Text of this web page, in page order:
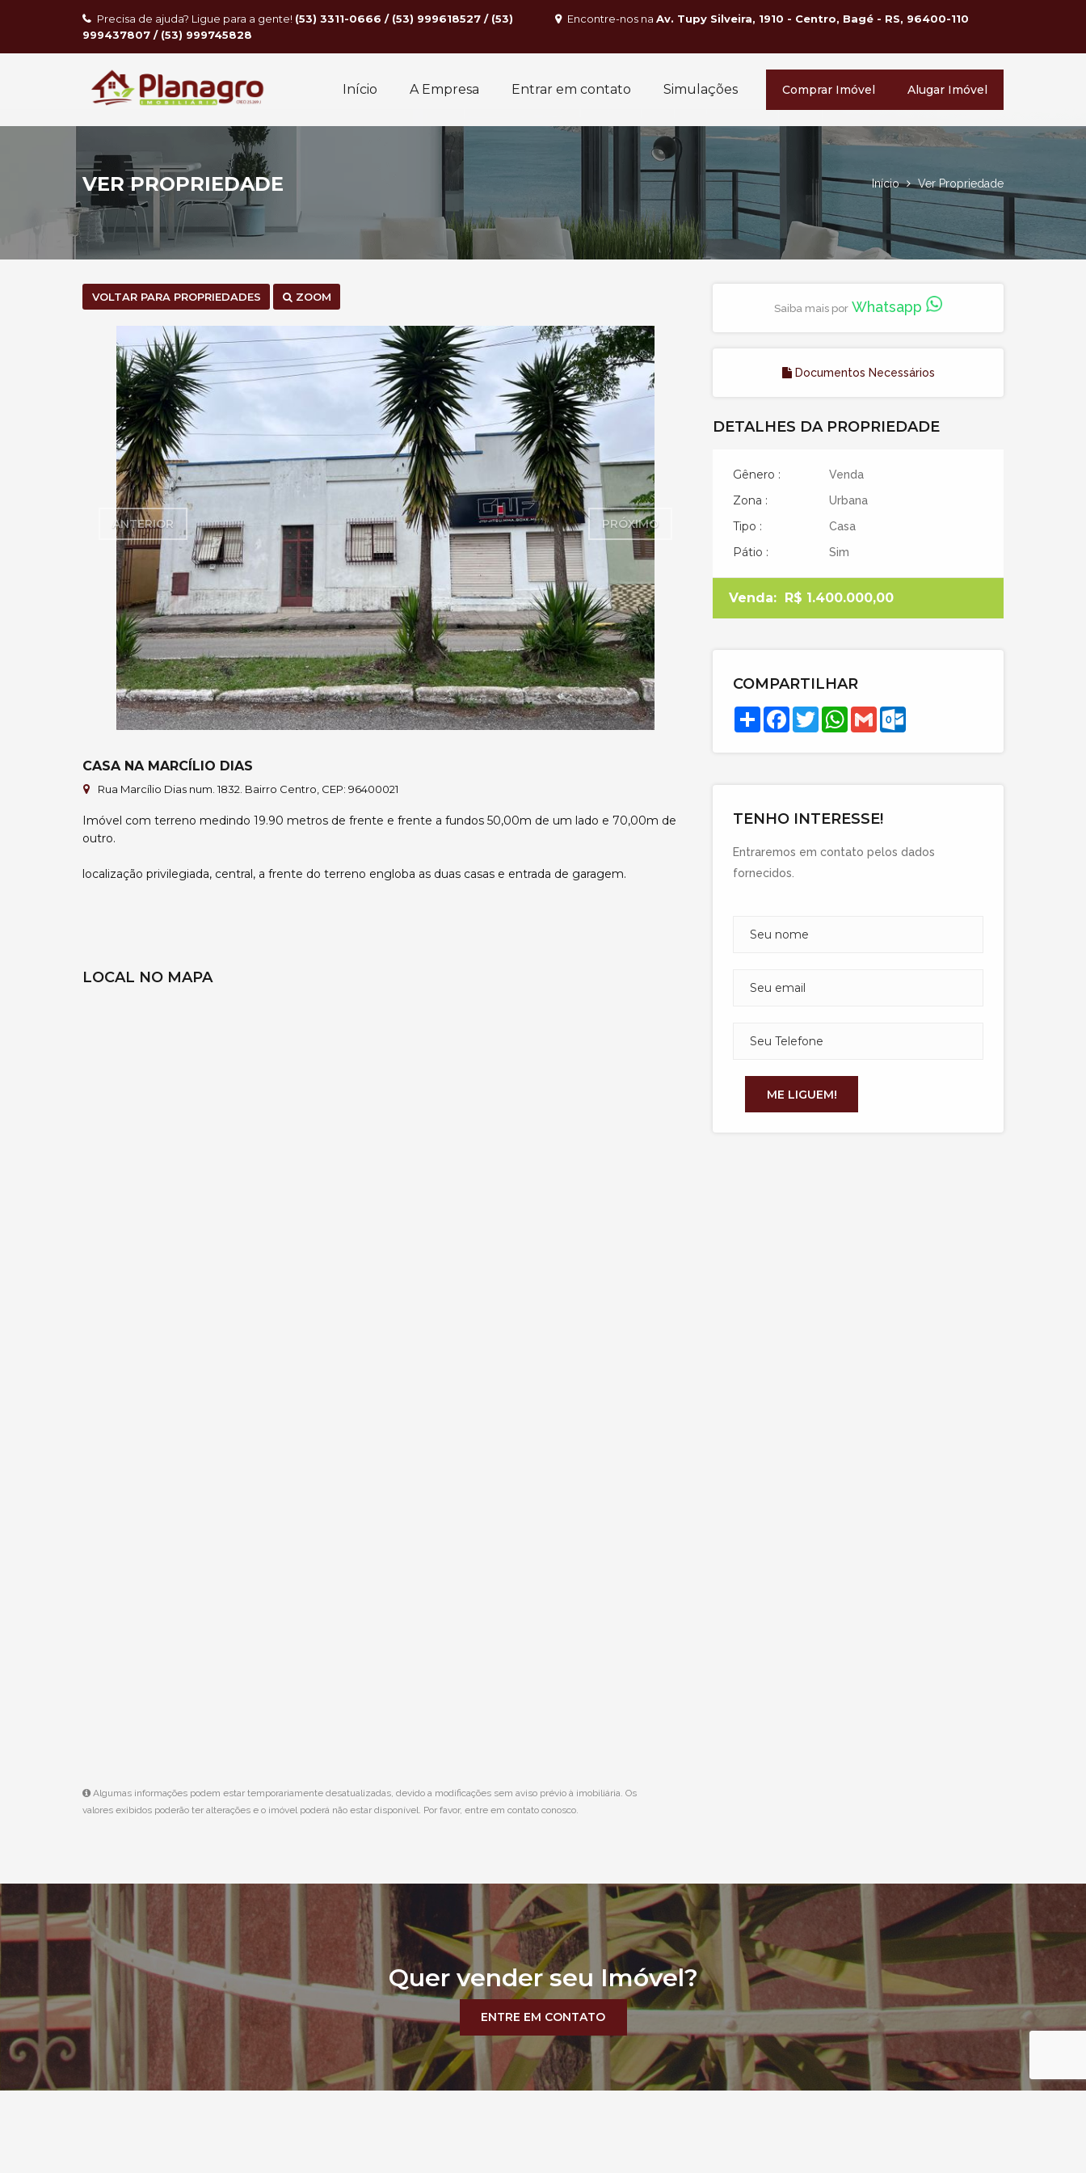
Precisa de ajuda? Ligue para a gente! (53) 3311-0666 / (53) 999618527 / (53)
999437807 / (53) 999745828
Encontre-nos na Av. Tupy Silveira, 1910 - Centro, Bagé - RS, 96400-110
Alugar Imóvel
Comprar Imóvel
Início A Empresa Entrar em contato Simulações
VER PROPRIEDADE Início Ver Propriedade
VOLTAR PARA PROPRIEDADES ZOOM
ANTERIOR PRÓXIMO
CASA NA MARCÍLIO DIAS
Rua Marcílio Dias num. 1832. Bairro Centro, CEP: 96400021
Imóvel com terreno medindo 19.90 metros de frente e frente a fundos 50,00m de um lado e 70,00m de
outro.
localização privilegiada, central, a frente do terreno engloba as duas casas e entrada de garagem.
LOCAL NO MAPA
Algumas informações podem estar temporariamente desatualizadas, devido a modificações sem aviso prévio à imobiliária. Os
valores exibidos poderão ter alterações e o imóvel poderá não estar disponível. Por favor, entre em contato conosco.
Saiba mais por Whatsapp
Documentos Necessários
DETALHES DA PROPRIEDADE
Gênero : Venda
Zona : Urbana
Tipo : Casa
Pátio : Sim
Venda: R$ 1.400.000,00
COMPARTILHAR
Compartilhar
Facebook
Twitter
WhatsApp
Gmail
TENHO INTERESSE!
Entraremos em contato pelos dados
fornecidos.
Quer vender seu Imóvel?
ENTRE EM CONTATO